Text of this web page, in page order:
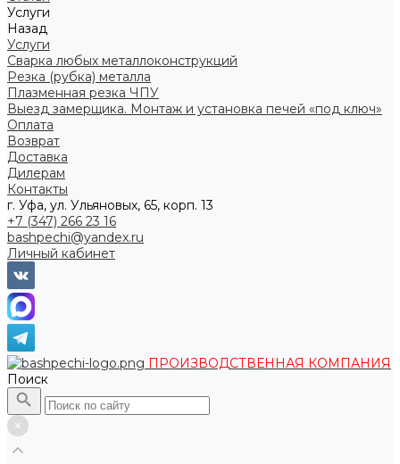
Услуги
Назад
Услуги
Сварка любых металлоконструкций
Резка (рубка) металла
Плазменная резка ЧПУ
Выезд замерщика. Монтаж и установка печей «под ключ»
Оплата
Возврат
Доставка
Дилерам
Контакты
г. Уфа, ул. Ульяновых, 65, корп. 13
+7 (347) 266 23 16
bashpechi@yandex.ru
Личный кабинет
ПРОИЗВОДСТВЕННАЯ КОМПАНИЯ
Поиск